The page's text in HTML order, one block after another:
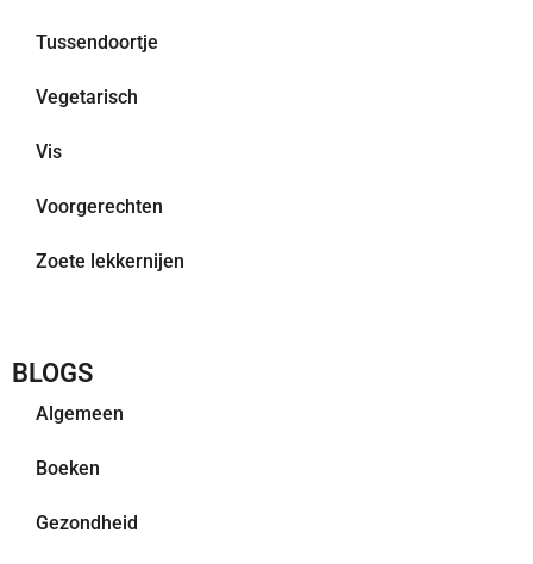
Tussendoortje
Vegetarisch
Vis
Voorgerechten
Zoete lekkernijen
BLOGS
Algemeen
Boeken
Gezondheid